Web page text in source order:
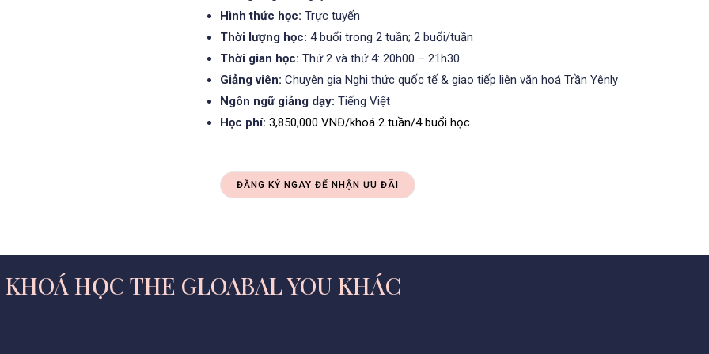
Hình thức học: Trực tuyến
Thời lượng học: 4 buổi trong 2 tuần; 2 buổi/tuần
Thời gian học:Thứ 2 và thứ 4: 20h00 – 21h30
Giảng viên: Chuyên gia Nghi thức quốc tế & giao tiếp liên văn hoá Trần Yênly
Ngôn ngữ giảng dạy: Tiếng Việt
Học phí:3,850,000 VNĐ/khoá 2 tuần/4 buổi học
ĐĂNG KÝ NGAY ĐỂ NHẬN ƯU ĐÃI
HỌC THE GLOABAL YOU KHÁC